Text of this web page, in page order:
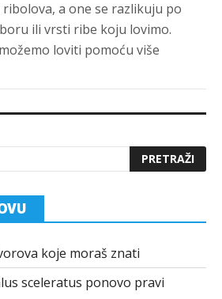
a one se razlikuju po
ili vrsti ribe koju lovimo.
loviti pomoću više
koje moraš znati
sceleratus ponovo pravi